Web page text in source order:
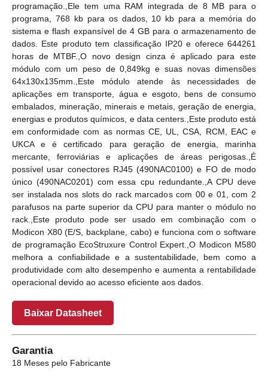
programação.,Ele tem uma RAM integrada de 8 MB para o
programa, 768 kb para os dados, 10 kb para a memória do
sistema e flash expansível de 4 GB para o armazenamento de
dados. Este produto tem classificação IP20 e oferece 644261
horas de MTBF.,O novo design cinza é aplicado para este
módulo com um peso de 0,849kg e suas novas dimensões
64x130x135mm.,Este módulo atende às necessidades de
aplicações em transporte, água e esgoto, bens de consumo
embalados, mineração, minerais e metais, geração de energia,
energias e produtos químicos, e data centers.,Este produto está
em conformidade com as normas CE, UL, CSA, RCM, EAC e
UKCA e é certificado para geração de energia, marinha
mercante, ferroviárias e aplicações de áreas perigosas.,É
possível usar conectores RJ45 (490NAC0100) e FO de modo
único (490NAC0201) com essa cpu redundante.,A CPU deve
ser instalada nos slots do rack marcados com 00 e 01, com 2
parafusos na parte superior da CPU para manter o módulo no
rack.,Este produto pode ser usado em combinação com o
Modicon X80 (E/S, backplane, cabo) e funciona com o software
de programação EcoStruxure Control Expert.,O Modicon M580
melhora a confiabilidade e a sustentabilidade, bem como a
produtividade com alto desempenho e aumenta a rentabilidade
operacional devido ao acesso eficiente aos dados.
Baixar Datasheet
Garantia
18 Meses pelo Fabricante